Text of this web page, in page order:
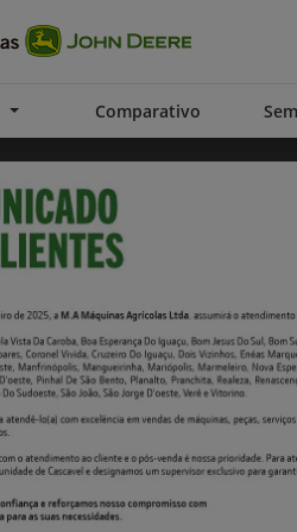
Comparativo